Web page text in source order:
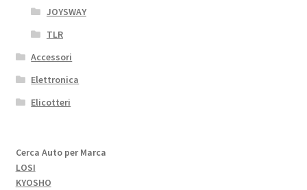
JOYSWAY
TLR
Accessori
Elettronica
Elicotteri
Cerca Auto per Marca
LOSI
KYOSHO